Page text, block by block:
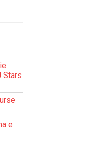
Stars
e